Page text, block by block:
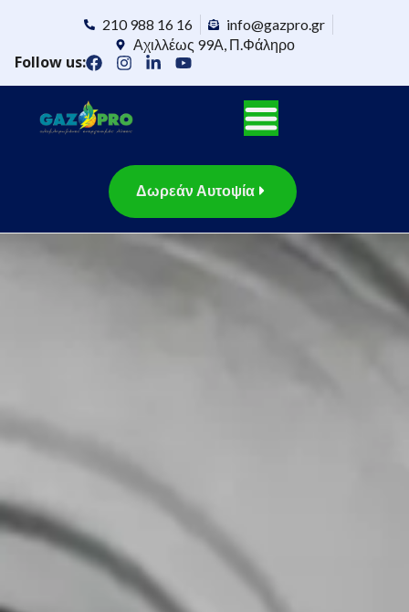
210 988 16 16
info@gazpro.gr
Αχιλλέως 99Α, Π.Φάληρο
Follow us:
Δωρεάν Αυτοψία